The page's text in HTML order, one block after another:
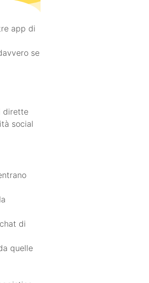
app di
se
dirette
social
di
quelle